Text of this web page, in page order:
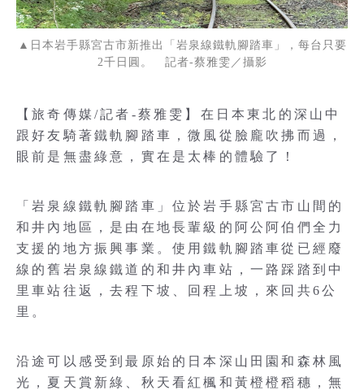
▲日本岩手縣宮古市新推出「岩泉線鐵軌腳踏車」，每台只要
2千日圓。 記者-蔡雅雯／攝影
【旅奇傳媒/記者-蔡雅雯】在日本東北的深山中
跟好友騎著鐵軌腳踏車，微風從臉龐吹拂而過，
眼前是無盡綠意，實在是太棒的體驗了！
「岩泉線鐵軌腳踏車」位於岩手縣宮古市山間的
和井內地區，是由在地長輩級的阿公阿伯們全力
支援的地方振興事業。使用鐵軌腳踏車從已經廢
線的舊岩泉線鐵道的和井內車站，一路踩踏到中
里車站往返，去程下坡、回程上坡，來回共6公
里。
沿途可以感受到最原始的日本深山田園和森林風
光，夏天賞新綠、秋天看紅楓和黃橙橙稻穗，無